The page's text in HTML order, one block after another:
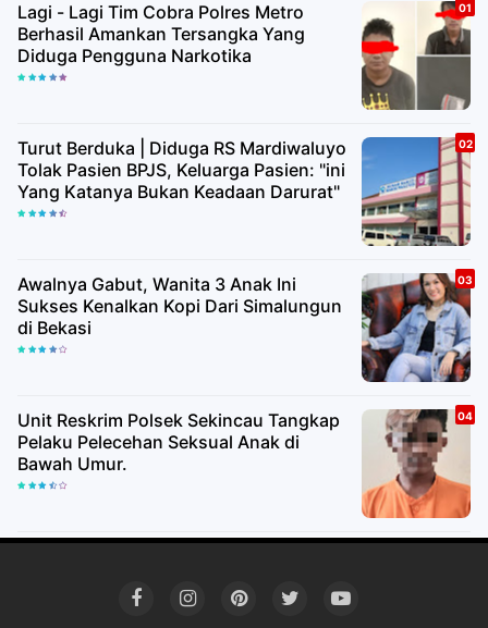
Lagi - Lagi Tim Cobra Polres Metro
Berhasil Amankan Tersangka Yang
Diduga Pengguna Narkotika
Turut Berduka | Diduga RS Mardiwaluyo
Tolak Pasien BPJS, Keluarga Pasien: "ini
Yang Katanya Bukan Keadaan Darurat"
Awalnya Gabut, Wanita 3 Anak Ini
Sukses Kenalkan Kopi Dari Simalungun
di Bekasi
Unit Reskrim Polsek Sekincau Tangkap
Pelaku Pelecehan Seksual Anak di
Bawah Umur.